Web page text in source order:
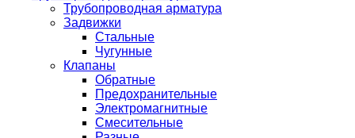
Трубопроводная арматура
Задвижки
Стальные
Чугунные
Клапаны
Обратные
Предохранительные
Электромагнитные
Смесительные